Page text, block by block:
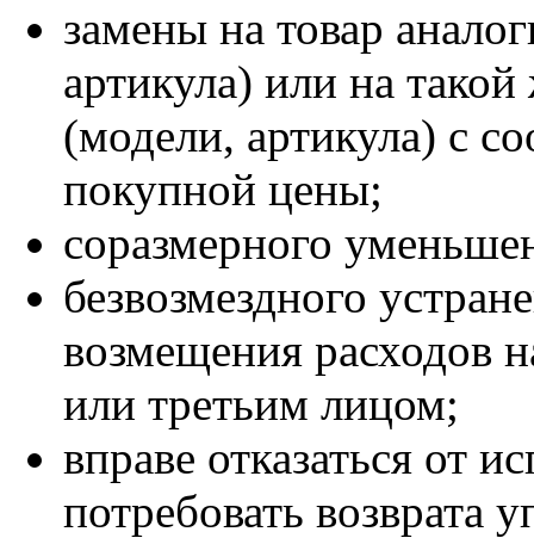
замены на товар
артикула) или на
(модели, артикула) с
покупной цены;
соразмерного
безвозмездного
возмещения расходов
или третьим лицом;
вправе отказаться от
потребовать возврата